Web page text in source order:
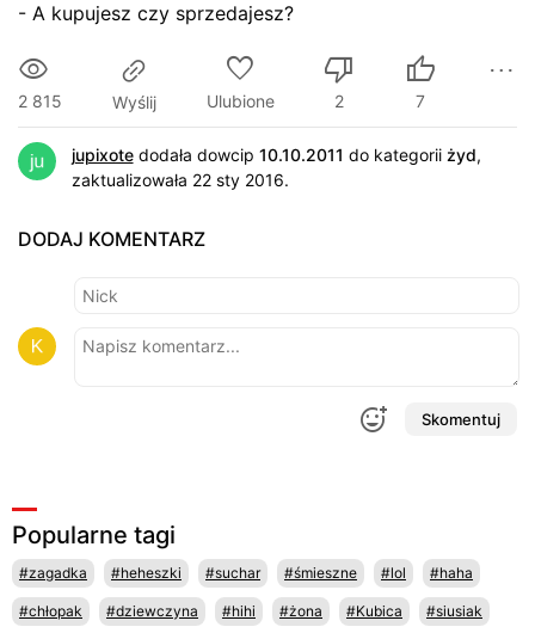
- A kupujesz czy sprzedajesz?
2 815 Wyślij Ulubione 2 7
jupixotedodała dowcip 10.10.2011 do kategorii żyd,
zaktualizowała 22 sty 2016.
DODAJ KOMENTARZ
Skomentuj
Popularne tagi
#zagadka #heheszki #suchar #śmieszne #lol #haha
#chłopak #dziewczyna #hihi #żona #Kubica #siusiak